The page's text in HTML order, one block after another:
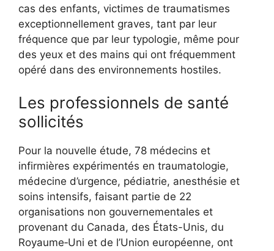
cas des enfants, victimes de traumatismes
exceptionnellement graves, tant par leur
fréquence que par leur typologie, même pour
des yeux et des mains qui ont fréquemment
opéré dans des environnements hostiles.
Les professionnels de santé
sollicités
Pour la nouvelle étude, 78 médecins et
infirmières expérimentés en traumatologie,
médecine d’urgence, pédiatrie, anesthésie et
soins intensifs, faisant partie de 22
organisations non gouvernementales et
provenant du Canada, des États-Unis, du
Royaume‑Uni et de l’Union européenne, ont